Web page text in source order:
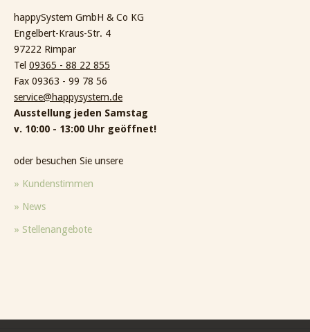
happySystem GmbH & Co KG
Engelbert-Kraus-Str. 4
97222 Rimpar
Tel 09365 - 88 22 855
Fax 09363 - 99 78 56
service@happysystem.de
Ausstellung jeden Samstag
v. 10:00 - 13:00 Uhr geöffnet!
oder besuchen Sie unsere
» Kundenstimmen
» News
» Stellenangebote